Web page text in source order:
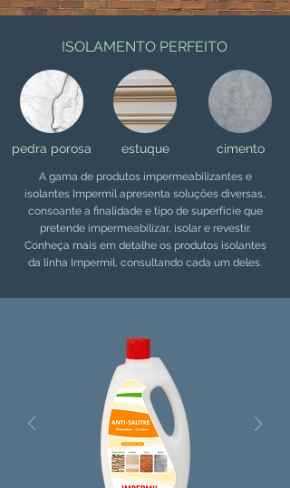
ISOLAMENTO PERFEITO
pedra porosa estuque cimento
A gama de produtos impermeabilizantes e
isolantes Impermil apresenta soluções diversas,
consoante a finalidade e tipo de superfície que
pretende impermeabilizar, isolar e revestir.
Conheça mais em detalhe os produtos isolantes
da linha Impermil, consultando cada um deles.